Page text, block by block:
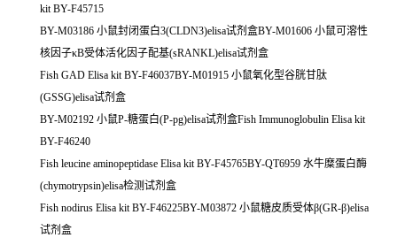
kit BY-F45715
BY-M03186 小鼠封闭蛋白3(CLDN3)elisa试剂盒BY-M01606 小鼠可溶性
核因子κB受体活化因子配基(sRANKL)elisa试剂盒
Fish GAD Elisa kit BY-F46037BY-M01915 小鼠氧化型谷胱甘肽
(GSSG)elisa试剂盒
BY-M02192 小鼠P-糖蛋白(P-pg)elisa试剂盒Fish Immunoglobulin Elisa kit
BY-F46240
Fish leucine aminopeptidase Elisa kit BY-F45765BY-QT6959 水牛糜蛋白酶
(chymotrypsin)elisa检测试剂盒
Fish nodirus Elisa kit BY-F46225BY-M03872 小鼠糖皮质受体β(GR-β)elisa
试剂盒